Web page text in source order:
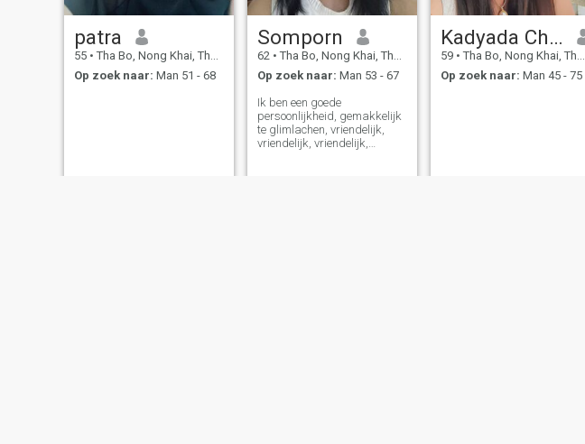
patra
55 • Tha Bo, Nong Khai, Thailand
Op zoek naar: Man 51 - 68
Somporn
62 • Tha Bo, Nong Khai, Thailand
Op zoek naar: Man 53 - 67
Ik ben een goede
persoonlijkheid, gemakkelijk
te glimlachen, vriendelijk,
vriendelijk, vriendelijk,
Kadyada Chanthatham
59 • Tha Bo, Nong Khai, Thailand
Op zoek naar: Man 45 - 75